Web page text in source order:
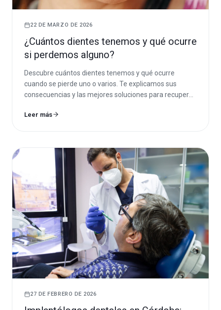
22 DE MARZO DE 2026
¿Cuántos dientes tenemos y qué ocurre
si perdemos alguno?
Descubre cuántos dientes tenemos y qué ocurre
cuando se pierde uno o varios. Te explicamos sus
consecuencias y las mejores soluciones para recuperar
Leer más
27 DE FEBRERO DE 2026